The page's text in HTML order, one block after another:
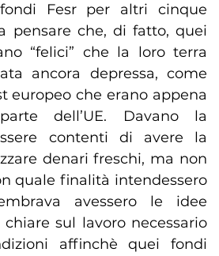
Fesr per altri cinque
pensare che, di fatto, quei
“felici” che la loro terra
ancora depressa, come
europeo che erano appena
dell’UE. Davano la
contenti di avere la
denari freschi, ma non
quale finalità intendessero
avessero le idee
sul lavoro necessario
affinchè quei fondi